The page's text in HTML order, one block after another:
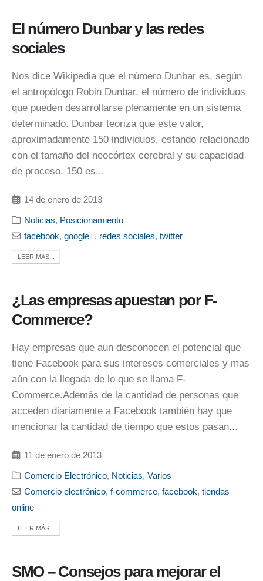
El número Dunbar y las redes
sociales
Nos dice Wikipedia que el número Dunbar es, según
el antropólogo Robin Dunbar, el número de individuos
que pueden desarrollarse plenamente en un sistema
determinado. Dunbar teoriza que este valor,
aproximadamente 150 individuos, estando relacionado
con el tamaño del neocórtex cerebral y su capacidad
de proceso. 150 es...
14 de enero de 2013
Noticias, Posicionamiento
facebook,google+, redes sociales,twitter
LEER MÁS...
¿Las empresas apuestan por F-
Commerce?
Hay empresas que aun desconocen el potencial que
tiene Facebook para sus intereses comerciales y mas
aún con la llegada de lo que se llama F-
Commerce.Además de la cantidad de personas que
acceden diariamente a Facebook también hay que
mencionar la cantidad de tiempo que estos pasan...
11 de enero de 2013
Comercio Electrónico, Noticias,Varios
Comercio electrónico,f-commerce,facebook,tiendas
online
LEER MÁS...
SMO – Consejos para mejorar el